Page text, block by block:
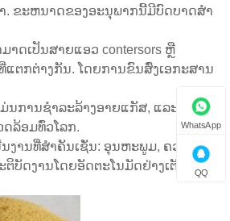
ຂະຫນາດຂອງອະນຸພາກນີ້ມີບົດບາດສໍາ
ດເປັນສາຍແອວ contersors ຫຼື
ຕກຕ່າງກັນ. ໂດຍການຂົນສົ່ງເອກະສານ
ນການຊໍາລະລ້າງອາຍແກັສ, ແລະທີສອງ
ລ້ອມທົ່ວໂລກ.
ານທີ່ສໍາຄັນເຊັ່ນ: ອຸນຫະພູມ, ຄວາມ
ດງານໂດຍອັດຕະໂນມັດຢ່າງເຕັມສ່ວນ.
WhatsApp
QQ